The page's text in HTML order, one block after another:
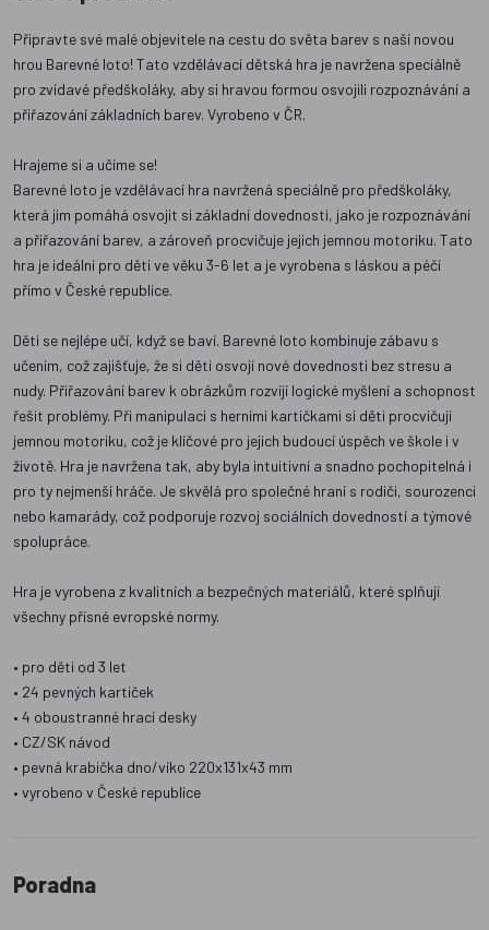
Připravte své malé objevitele na cestu do světa barev s naší novou
hrou Barevné loto! Tato vzdělávací dětská hra je navržena speciálně
pro zvídavé předškoláky, aby si hravou formou osvojili rozpoznávání a
přiřazování základních barev. Vyrobeno v ČR.
Hrajeme si a učíme se!
Barevné loto je vzdělávací hra navržená speciálně pro předškoláky,
která jim pomáhá osvojit si základní dovednosti, jako je rozpoznávání
a přiřazování barev, a zároveň procvičuje jejich jemnou motoriku. Tato
hra je ideální pro děti ve věku 3-6 let a je vyrobena s láskou a péčí
přímo v České republice.
Děti se nejlépe učí, když se baví. Barevné loto kombinuje zábavu s
učením, což zajišťuje, že si děti osvojí nové dovednosti bez stresu a
nudy. Přiřazování barev k obrázkům rozvíjí logické myšlení a schopnost
řešit problémy. Při manipulaci s herními kartičkami si děti procvičují
jemnou motoriku, což je klíčové pro jejich budoucí úspěch ve škole i v
životě. Hra je navržena tak, aby byla intuitivní a snadno pochopitelná i
pro ty nejmenší hráče. Je skvělá pro společné hraní s rodiči, sourozenci
nebo kamarády, což podporuje rozvoj sociálních dovedností a týmové
spolupráce.
Hra je vyrobena z kvalitních a bezpečných materiálů, které splňují
všechny přísné evropské normy.
• pro děti od 3 let
• 24 pevných kartiček
• 4 oboustranné hrací desky
• CZ/SK návod
• pevná krabička dno/víko 220x131x43 mm
• vyrobeno v České republice
Poradna